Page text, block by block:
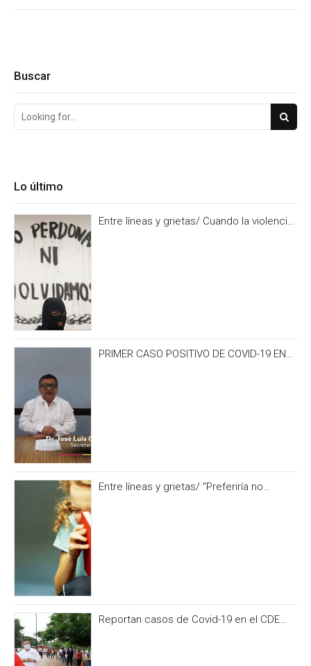
Buscar
Lo último
Entre líneas y grietas/ Cuando la violencia
PRIMER CASO POSITIVO DE COVID-19 EN
Entre líneas y grietas/ "Preferiría no
Reportan casos de Covid-19 en el CDE